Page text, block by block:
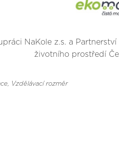
NaKole z.s. a
životního prostředí
, Vzdělávací rozměr